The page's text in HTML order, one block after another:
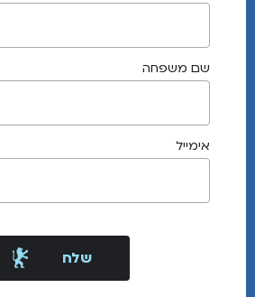
שם משפחה
אימייל